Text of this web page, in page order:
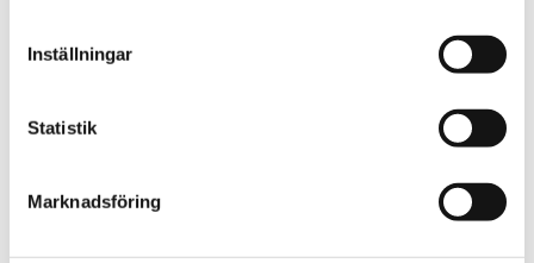
Inställningar
Statistik
Marknadsföring